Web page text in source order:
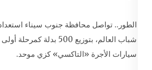
الطور.. تواصل محافظة جنوب سيناء
شباب العالم، بتوزيع 500 بدلة
سيارات الأجرة «التاكسي» كزي موحد.